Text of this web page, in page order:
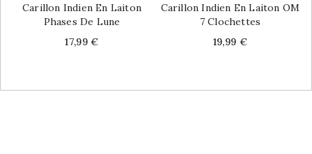
Carillon Indien En Laiton
Phases De Lune
Price
17,99 €
Carillon Indien En Laiton OM
7 Clochettes
Price
19,99 €